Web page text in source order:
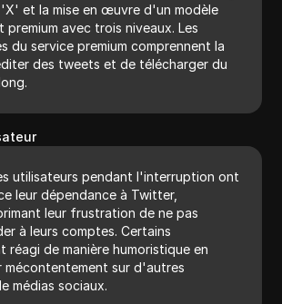
et la mise en œuvre d'un modèle
premium avec trois niveaux. Les
du service premium comprennent la
des tweets et de télécharger du
utilisateurs pendant l'interruption ont
leur dépendance à Twitter,
leur frustration de ne pas
à leurs comptes. Certains
réagi de manière humoristique en
mécontentement sur d'autres
médias sociaux.